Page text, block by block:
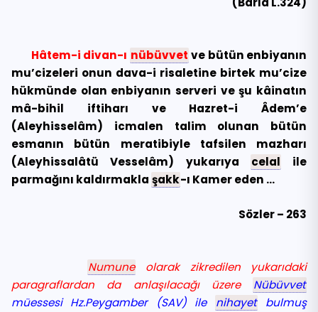
Hâtem-i divan-ı nübüvvet ve bütün enbiyanın
mu’cizeleri onun dava-i risaletine birtek mu’cize
hükmünde olan enbiyanın serveri ve şu kâinatın
mâ-bihil iftiharı ve Hazret-i Âdem’e
(Aleyhisselâm) icmalen talim olunan bütün
esmanın bütün meratibiyle tafsilen mazharı
(Aleyhissalâtü Vesselâm) yukarıya
celal ile
parmağını kaldırmakla şakk-ı Kamer eden …
Sözler – 263
Numuneolarak zikredilen yukarıdaki
paragraflardan da anlaşılacağı üzere Nübüvvet
müessesi Hz.Peygamber (SAV) ile
nihayetbulmuş